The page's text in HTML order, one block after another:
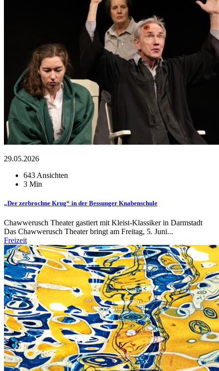
29.05.2026
643 Ansichten
3 Min
„Der zerbrochne Krug“ in der Bessunger Knabenschule
Chawwerusch Theater gastiert mit Kleist-Klassiker in Darmstadt
Das Chawwerusch Theater bringt am Freitag, 5. Juni...
Freizeit